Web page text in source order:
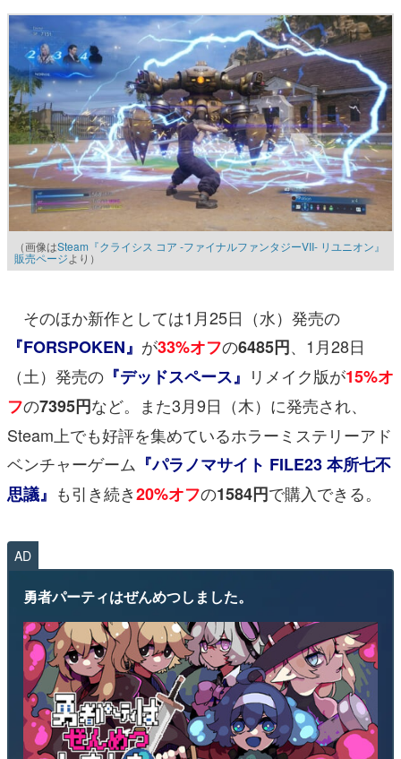
（画像はSteam『クライシス コア -ファイナルファンタジーVII- リユニオン』
販売ページより）
そのほか新作としては1月25日（水）発売の
『FORSPOKEN』 が33%オフの6485円、1月28日
（土）発売の 『デッドスペース』 リメイク版が15%オ
フの7395円など。また3月9日（木）に発売され、
Steam上でも好評を集めているホラーミステリーアド
ベンチャーゲーム 『パラノマサイト FILE23 本所七不
思議』 も引き続き20%オフの1584円で購入できる。
AD
勇者パーティはぜんめつしました。